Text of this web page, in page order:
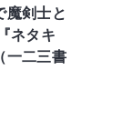
魔剣士と
ネタキ
一二三書